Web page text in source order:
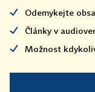
Odemykejte
Články v
Možnost